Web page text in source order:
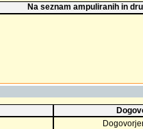
Na seznam ampuliranih in